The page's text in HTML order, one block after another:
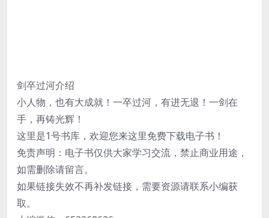
剑卒过河介绍
小人物，也有大成就！一卒过河，有进无退！一剑在
手，再铸光辉！
这里是1号书库，欢迎您来这里免费下载电子书！
免责声明：电子书仅供大家学习交流，禁止商业用途，
如需删除请留言。
如果链接失效不再补发链接，需要资源请联系小编获
取。